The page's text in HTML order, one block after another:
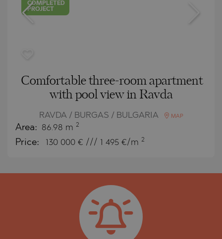
COMPLETED
PROJECT
Comfortable three-room apartment
with pool view in Ravda
RAVDA / BURGAS / BULGARIA MAP
Area: 86.98 m 2
Price: 130 000 € /// 1 495 €/m 2